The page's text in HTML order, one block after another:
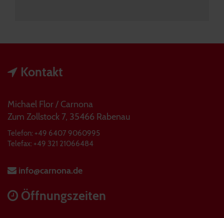
Kontakt
Michael Flor / Carnona
Zum Zollstock 7, 35466 Rabenau
Telefon: +49 6407 9060995
Telefax: +49 321 21066484
info@carnona.de
Öffnungszeiten